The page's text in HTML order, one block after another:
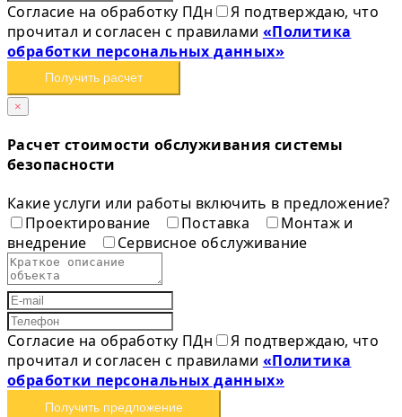
Согласие на обработку ПДн
Я подтверждаю, что
прочитал и согласен с правилами «Политика
обработки персональных данных»
Получить расчет
×
Расчет стоимости обслуживания системы
безопасности
Какие услуги или работы включить в предложение?
Проектирование
Поставка
Монтаж и
внедрение
Сервисное обслуживание
Согласие на обработку ПДн
Я подтверждаю, что
прочитал и согласен с правилами «Политика
обработки персональных данных»
Получить предложение